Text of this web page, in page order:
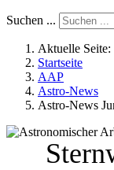
Suchen ...
Aktuelle Seite:
Startseite
AAP
Astro-News
Astro-News